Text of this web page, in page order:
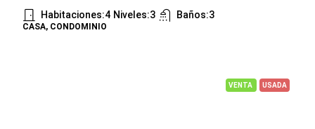
Habitaciones:4 Niveles:3 Baños:3
CASA, CONDOMINIO
VENTA USADA